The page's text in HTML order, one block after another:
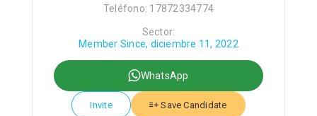
Sobre Nosotros
Contacto
Teléfono: 17872334774
Sector:
Member Since, diciembre 11, 2022
WhatsApp
Invite Save Candidate